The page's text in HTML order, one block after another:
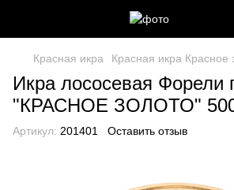
Красная икра Красная икра Красное
Икра лососевая
"КРАСНОЕ ЗОЛОТО"
Артикул: 201401 Оставить отзыв